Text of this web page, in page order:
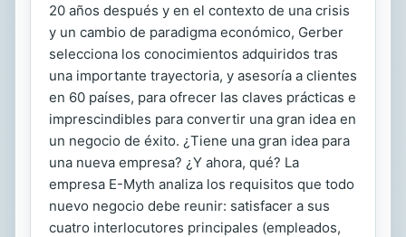
20 años después y en el contexto de una crisis
y un cambio de paradigma económico, Gerber
selecciona los conocimientos adquiridos tras
una importante trayectoria, y asesoría a clientes
en 60 países, para ofrecer las claves prácticas e
imprescindibles para convertir una gran idea en
un negocio de éxito. ¿Tiene una gran idea para
una nueva empresa? ¿Y ahora, qué? La
empresa E-Myth analiza los requisitos que todo
nuevo negocio debe reunir: satisfacer a sus
cuatro interlocutores principales (empleados,